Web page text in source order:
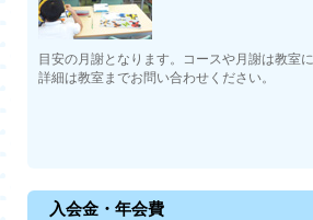
目安の月謝となります。コースや月謝は教室
詳細は教室までお問い合わせください。
入会金・年会費